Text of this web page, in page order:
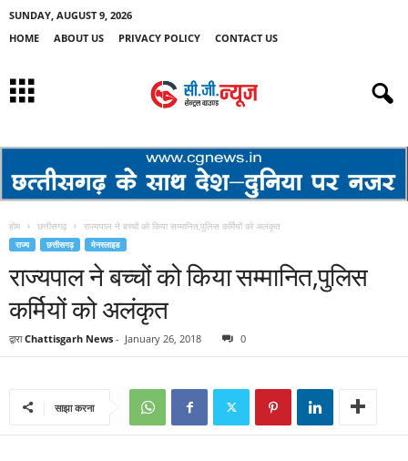
SUNDAY, AUGUST 9, 2026
HOME
ABOUT US PRIVACY POLICY CONTACT US
होम छत्तीसगढ़ राज्यपाल ने बच्चों को किया सम्मानित,पुलिस कर्मियों को अलंकृत
राज्य छत्तीसगढ़ मेनस्लाइड
राज्यपाल ने बच्चों को किया सम्मानित,पुलिस
कर्मियों को अलंकृत
द्वारा Chattisgarh News - January 26, 2018 0
साझा करना